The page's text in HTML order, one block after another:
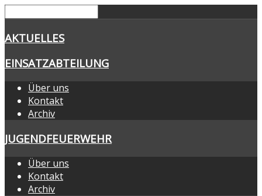
AKTUELLES
EINSATZABTEILUNG
Über uns
Kontakt
Archiv
JUGENDFEUERWEHR
Über uns
Kontakt
Archiv